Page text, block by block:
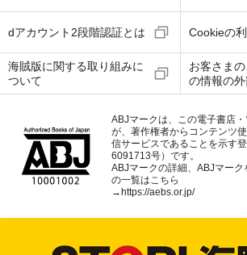
dアカウント2段階認証とは Cookieの
海賊版に関する取り組みに
ついて
お客さま
の情報の
ABJマークは、この電子書店
が、著作権者からコンテンツ
信サービスであることを示す
6091713号）です。
ABJマークの詳細、ABJマー
の一覧はこちら
→https://aebs.or.jp/